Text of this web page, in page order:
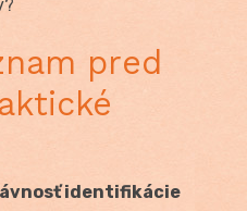
pred
identifikácie